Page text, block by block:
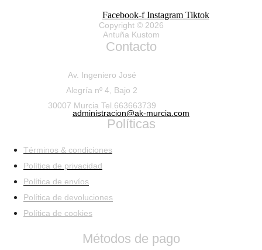
Facebook-f Instagram Tiktok
Copyright © 2026
Antuña Kustom
Contacto
Av. Ingeniero José
Alegría nº 4, Bajo 2
30007 Murcia Tel.663663739
administracion@ak-murcia.com
Políticas
Términos & condiciones
Política de privacidad
Política de envíos
Política de devoluciones
Política de cookies
Métodos de pago